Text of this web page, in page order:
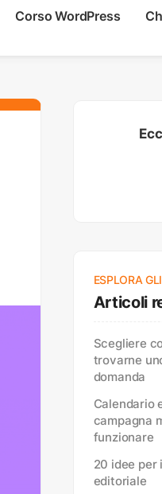
Corso WordPress
ESPLORA GLI
Articoli
Scegliere
trovarne
domanda
Calendario
campagna
funzionare
20 idee per
editoriale